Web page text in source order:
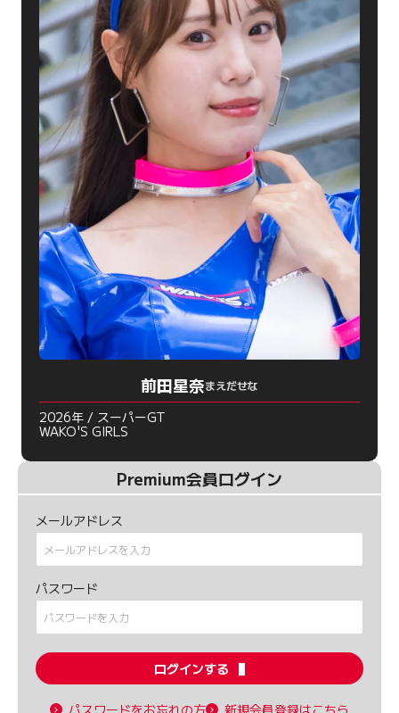
前田星奈まえだせな
2026年 / スーパーGT
WAKO'S GIRLS
Premium会員ログイン
メールアドレス
パスワード
ログインする